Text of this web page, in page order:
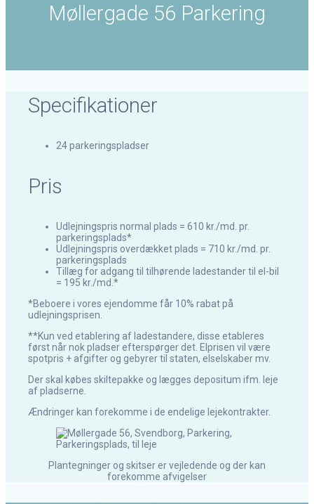
Møllergade 56 Parkering
Specifikationer
24 parkeringspladser
Pris
Udlejningspris normal plads = 610 kr./md. pr.
parkeringsplads*
Udlejningspris overdækket plads = 710 kr./md. pr.
parkeringsplads
Tillæg for adgang til tilhørende ladestander til el-bil
= 195 kr./md.*
*Beboere i vores ejendomme får 10% rabat på
udlejningsprisen.
**Kun ved etablering af ladestandere, disse etableres
først når nok pladser efterspørger det. Elprisen vil være
spotpris + afgifter og gebyrer til staten, elselskaber mv.
Der skal købes skiltepakke og lægges depositum ifm. leje
af pladserne.
Ændringer kan forekomme i de endelige lejekontrakter.
Plantegninger og skitser er vejledende og der kan
forekomme afvigelser